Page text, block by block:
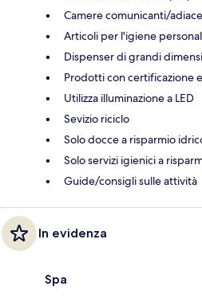
Camere comunicanti/
Articoli per l'igiene
Dispenser di grandi
Prodotti con certificazione
Utilizza illuminazione a LED
Sevizio riciclo
Solo docce a risparmio
Solo servizi igienici a
Guide/consigli sulle attività
In evidenza
Spa